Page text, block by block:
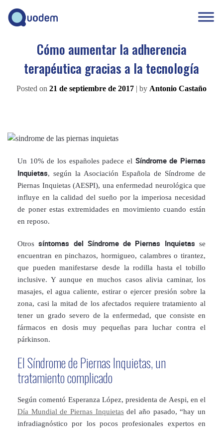
Cómo aumentar la adherencia
terapéutica gracias a la tecnología
Posted on 21 de septiembre de 2017 | by Antonio Castaño
Un 10% de los españoles padece el Síndrome de Piernas
Inquietas, según la Asociación Española de Síndrome de
Piernas Inquietas (AESPI), una enfermedad neurológica que
influye en la calidad del sueño por la imperiosa necesidad
de poner estas extremidades en movimiento cuando están
en reposo.
Otrossíntomas del Síndrome de Piernas Inquietas se
encuentran en pinchazos, hormigueo, calambres o tirantez,
que pueden manifestarse desde la rodilla hasta el tobillo
inclusive. Y aunque en muchos casos alivia caminar, los
masajes, el agua caliente, estirar o ejercer presión sobre la
zona, casi la mitad de los afectados requiere tratamiento al
tener un grado severo de la enfermedad, que consiste en
fármacos en dosis muy pequeñas para luchar contra el
párkinson.
El Síndrome de Piernas Inquietas, un
tratamiento complicado
Según comentó Esperanza López, presidenta de Aespi, en el
Día Mundial de Piernas Inquietasdel año pasado, “hay un
infradiagnóstico por los pocos profesionales expertos en